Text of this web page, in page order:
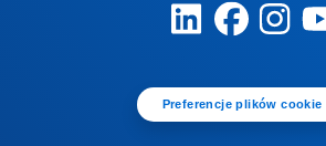
Preferencje plików cookie